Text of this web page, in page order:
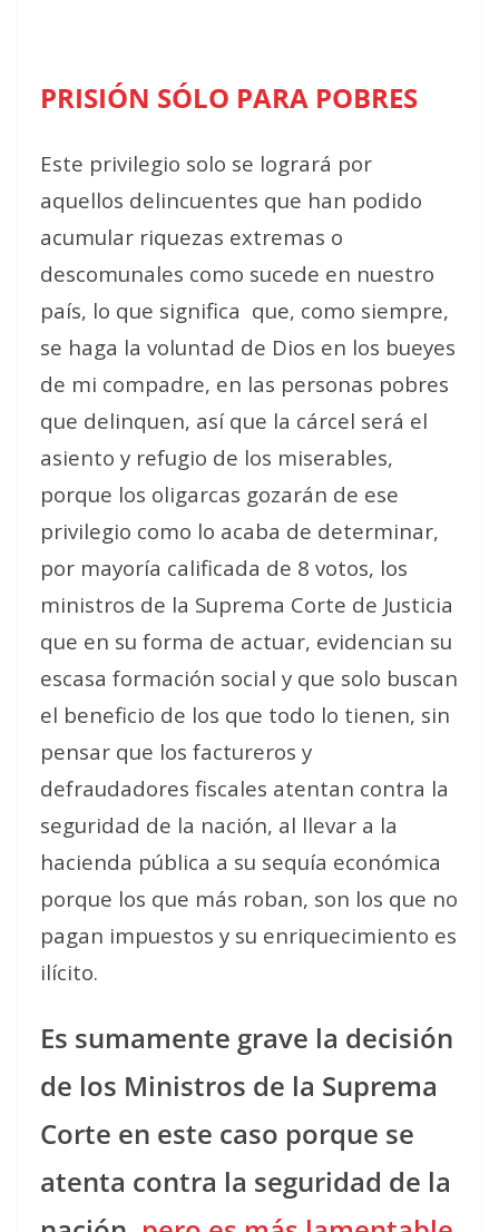
PRISIÓN SÓLO PARA POBRES
Este privilegio solo se logrará por
aquellos delincuentes que han podido
acumular riquezas extremas o
descomunales como sucede en nuestro
país, lo que significa que, como siempre,
se haga la voluntad de Dios en los bueyes
de mi compadre, en las personas pobres
que delinquen, así que la cárcel será el
asiento y refugio de los miserables,
porque los oligarcas gozarán de ese
privilegio como lo acaba de determinar,
por mayoría calificada de 8 votos, los
ministros de la Suprema Corte de Justicia
que en su forma de actuar, evidencian su
escasa formación social y que solo buscan
el beneficio de los que todo lo tienen, sin
pensar que los factureros y
defraudadores fiscales atentan contra la
seguridad de la nación, al llevar a la
hacienda pública a su sequía económica
porque los que más roban, son los que no
pagan impuestos y su enriquecimiento es
ilícito.
Es sumamente grave la decisión
de los Ministros de la Suprema
Corte en este caso porque se
atenta contra la seguridad de la